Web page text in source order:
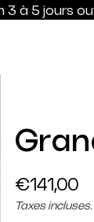
à 5 jours
Prix
régulier
€141,00
Taxes incluses.